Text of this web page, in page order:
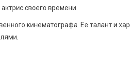
своего времени.
кинематографа. Ее талант и